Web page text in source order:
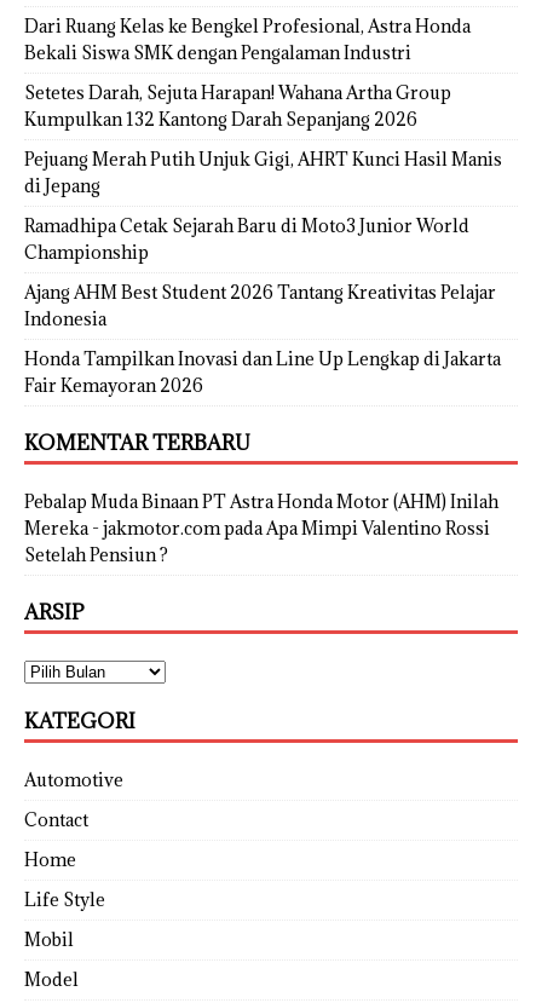
Dari Ruang Kelas ke Bengkel Profesional, Astra Honda
Bekali Siswa SMK dengan Pengalaman Industri
Setetes Darah, Sejuta Harapan! Wahana Artha Group
Kumpulkan 132 Kantong Darah Sepanjang 2026
Pejuang Merah Putih Unjuk Gigi, AHRT Kunci Hasil Manis
di Jepang
Ramadhipa Cetak Sejarah Baru di Moto3 Junior World
Championship
Ajang AHM Best Student 2026 Tantang Kreativitas Pelajar
Indonesia
Honda Tampilkan Inovasi dan Line Up Lengkap di Jakarta
Fair Kemayoran 2026
KOMENTAR TERBARU
Pebalap Muda Binaan PT Astra Honda Motor (AHM) Inilah
Mereka - jakmotor.compadaApa Mimpi Valentino Rossi
Setelah Pensiun ?
ARSIP
KATEGORI
Automotive
Contact
Home
Life Style
Mobil
Model